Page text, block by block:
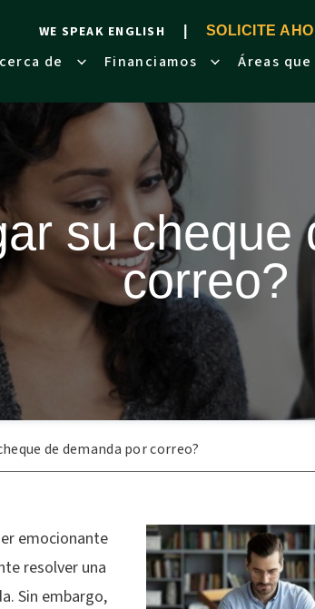
WE SPEAK ENGLISH SOLICITE
de Financiamos Áreas
su cheque
correo?
de demanda por correo?
emocionante
resolver una
Sin embargo,